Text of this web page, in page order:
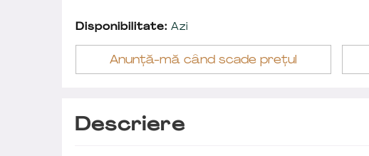
Disponibilitate: Azi
Anunță-mă când scade prețul
Descriere